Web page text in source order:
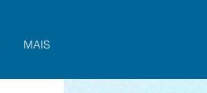
MAIS